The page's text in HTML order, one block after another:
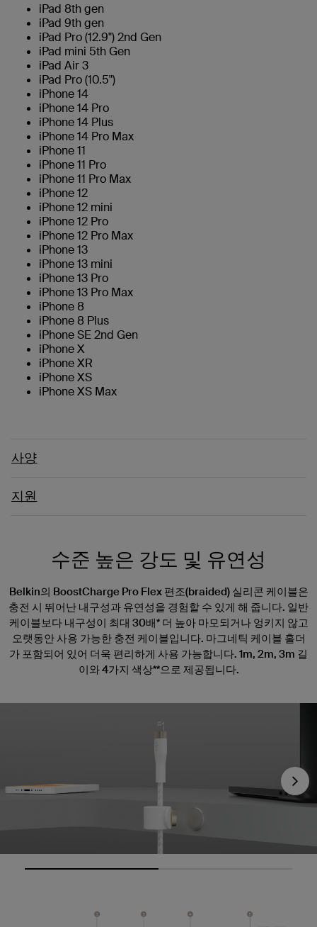
iPad 8th gen
iPad 9th gen
iPad Pro (12.9") 2nd Gen
iPad mini 5th Gen
iPad Air 3
iPad Pro (10.5")
iPhone 14
iPhone 14 Pro
iPhone 14 Plus
iPhone 14 Pro Max
iPhone 11
iPhone 11 Pro
iPhone 11 Pro Max
iPhone 12
iPhone 12 mini
iPhone 12 Pro
iPhone 12 Pro Max
iPhone 13
iPhone 13 mini
iPhone 13 Pro
iPhone 13 Pro Max
iPhone 8
iPhone 8 Plus
iPhone SE 2nd Gen
iPhone X
iPhone XR
iPhone XS
iPhone XS Max
사양
지원
수준 높은 강도 및 유연성
Belkin의 BoostCharge Pro Flex 편조(braided) 실리콘 케이블은
충전 시 뛰어난 내구성과 유연성을 경험할 수 있게 해 줍니다. 일반
케이블보다 내구성이 최대 30배* 더 높아 마모되거나 엉키지 않고
오랫동안 사용 가능한 충전 케이블입니다. 마그네틱 케이블 홀더
가 포함되어 있어 더욱 편리하게 사용 가능합니다. 1m, 2m, 3m 길
이와 4가지 색상**으로 제공됩니다.
Next